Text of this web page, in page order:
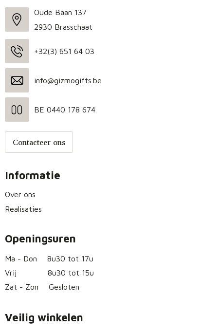
Oude Baan 137
2930 Brasschaat
+32(3) 651 64 03
info@gizmogifts.be
BE 0440 178 674
Contacteer ons
Informatie
Over ons
Realisaties
Openingsuren
Ma - Don
8u30 tot 17u
Vrij
8u30 tot 15u
Zat - Zon
Gesloten
Veilig winkelen